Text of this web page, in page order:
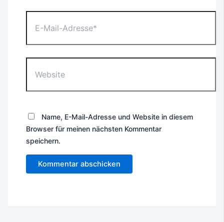
Mail-
Name, E-Mail-Adresse und Website in diesem
Browser für meinen nächsten Kommentar
speichern.